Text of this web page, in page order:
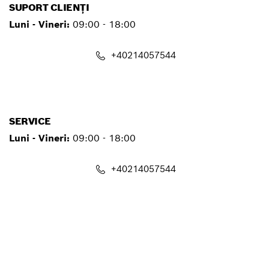
SUPORT CLIENȚI
Luni - Vineri: 09:00 - 18:00
+40214057544
SERVICE
Luni - Vineri: 09:00 - 18:00
+40214057544